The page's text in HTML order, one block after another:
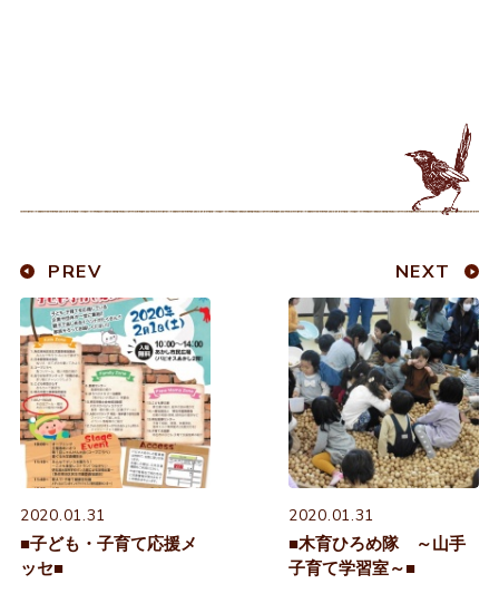
PREV
2020.01.31
■子ども・子育て応援メ
ッセ■
NEXT
2020.01.31
■木育ひろめ隊 ～山手
子育て学習室～■